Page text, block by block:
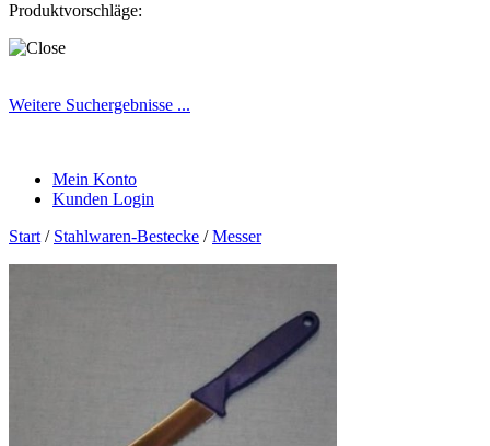
Produktvorschläge:
Weitere Suchergebnisse ...
Mein Konto
Kunden Login
Start / Stahlwaren-Bestecke /Messer